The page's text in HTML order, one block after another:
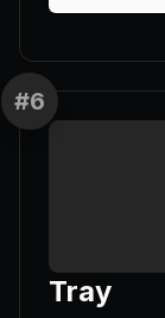
#6
Tray